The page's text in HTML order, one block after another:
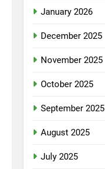
January 2026
December 2025
November 2025
October 2025
September 2025
August 2025
July 2025